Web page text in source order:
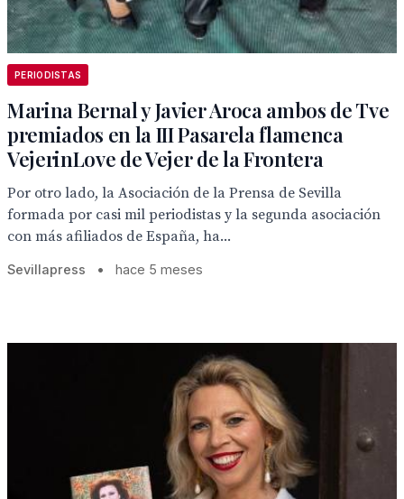
PERIODISTAS
Marina Bernal y Javier Aroca ambos de Tve
premiados en la III Pasarela flamenca
VejerinLove de Vejer de la Frontera
Por otro lado, la Asociación de la Prensa de Sevilla
formada por casi mil periodistas y la segunda asociación
con más afiliados de España, ha...
Sevillapress • hace 5 meses